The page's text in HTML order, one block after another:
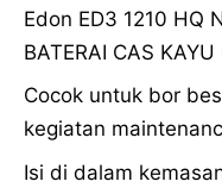
Edon ED3 1210 HQ
BATERAI CAS KAYU
Cocok untuk bor
kegiatan
Isi di dalam